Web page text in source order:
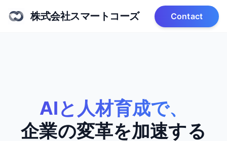
株式会社スマートコーズ Contact
AIと人材育成で、
企業の変革を加速する